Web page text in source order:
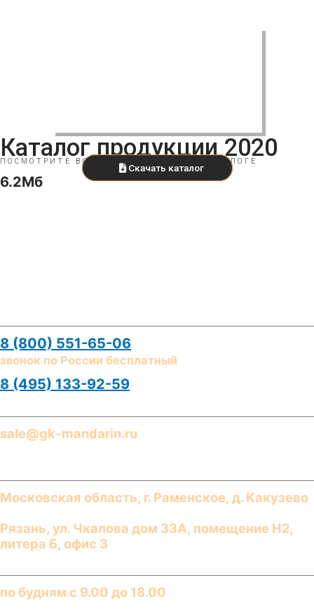
Каталог продукции 2020
ПОСМОТРИТЕ ВСЕ НАШИ ИЗДЕЛИЯ В КАТАЛОГЕ
Скачать каталог
6.2Мб
8 (800) 551-65-06
звонок по России бесплатный
8 (495) 133-92-59
sale@gk-mandarin.ru
Московская область, г. Раменское, д. Какузево
Рязань, ул. Чкалова дом 33А, помещение Н2,
литера Б, офис 3
по будням с 9.00 до 18.00​